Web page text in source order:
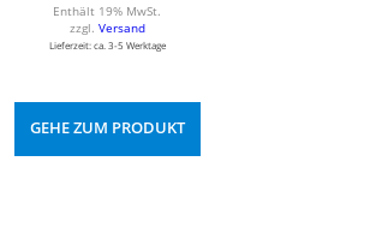
Enthält 19% MwSt.
zzgl. Versand
Lieferzeit: ca. 3-5 Werktage
GEHE ZUM PRODUKT